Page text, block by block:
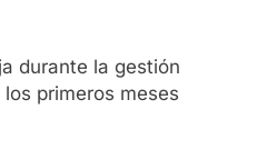
durante la gestión
primeros meses